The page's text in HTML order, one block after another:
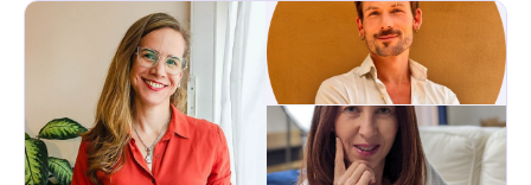
respiración neurodinámica, integrando actualmente la
Psicología Analítica Junguiana. Mi abordaje también incorpora
perspectivas interculturales, ecopsicología y el trabajo
simbólico con el inconsciente, entendiendo que cada
proceso terapéutico es único y requiere una mirada
personalizada.